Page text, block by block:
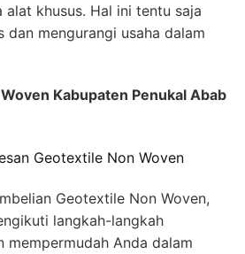
alat khusus. Hal ini tentu saja
dan mengurangi usaha dalam
Kabupaten Penukal Abab
Geotextile Non Woven
Geotextile Non Woven,
langkah-langkah
mempermudah Anda dalam